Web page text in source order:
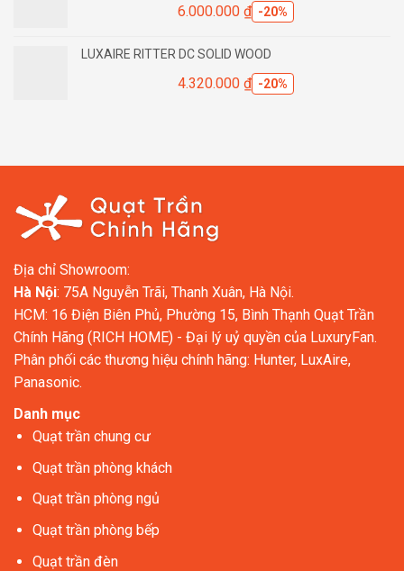
6.000.000 ₫ -20%
LUXAIRE RITTER DC SOLID WOOD
4.320.000 ₫ -20%
Địa chỉ Showroom:
Hà Nội: 75A Nguyễn Trãi, Thanh Xuân, Hà Nội.
HCM: 16 Điện Biên Phủ, Phường 15, Bình Thạnh Quạt Trần
Chính Hãng (RICH HOME) - Đại lý uỷ quyền của LuxuryFan.
Phân phối các thương hiệu chính hãng: Hunter, LuxAire,
Panasonic.
Danh mục
Quạt trần chung cư
Quạt trần phòng khách
Quạt trần phòng ngủ
Quạt trần phòng bếp
Quạt trần đèn